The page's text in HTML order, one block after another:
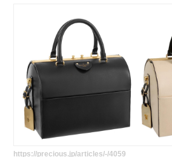
https://precious.jp/articles/-/4059